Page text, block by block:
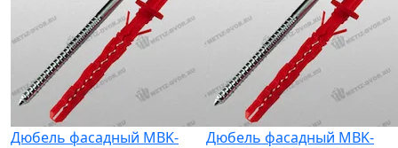
Дюбель фасадный MBK-
Дюбель фасадный MBK-